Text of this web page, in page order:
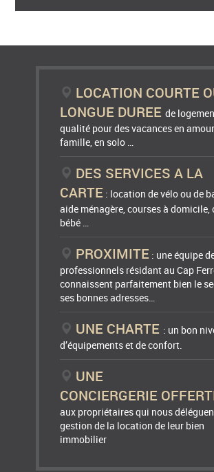
LOCATION COURTE
LONGUE DUREEde
qualité pour des vacances en
famille, en solo …
DES SERVICES A LA
CARTE : location de vélo ou de
aide ménagère, courses à
bébé …
PROXIMITE : une équipe
professionnels résidant au Cap
connaissent parfaitement bien le
ses bonnes adresses…
UNE CHARTE : un bon
d’équipements et de confort.
UNE
CONCIERGERIE
aux propriétaires qui nous
gestion de la location de leur bien
immobilier